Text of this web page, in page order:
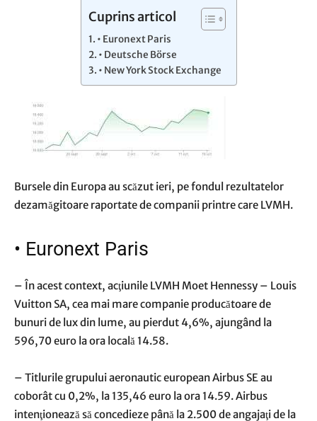
Cuprins articol
• Euronext Paris
• Deutsche Börse
• New York Stock Exchange
Bursele din Europa au scăzut ieri, pe fondul rezultatelor
dezamăgitoare raportate de companii printre care LVMH.
• Euronext Paris
– În acest context, acţiunile LVMH Moet Hennessy – Louis
Vuitton SA, cea mai mare companie producătoare de
bunuri de lux din lume, au pierdut 4,6%, ajungând la
596,70 euro la ora locală 14.58.
– Titlurile grupului aeronautic european Airbus SE au
coborât cu 0,2%, la 135,46 euro la ora 14.59. Airbus
intenţionează să concedieze până la 2.500 de angajaţi de la